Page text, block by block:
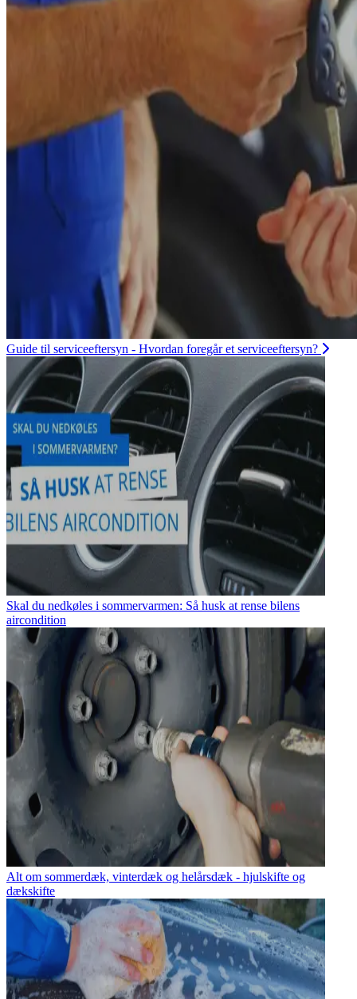
Guide til serviceeftersyn - Hvordan foregår et serviceeftersyn?
Skal du nedkøles i sommervarmen: Så husk at rense bilens
aircondition
Alt om sommerdæk, vinterdæk og helårsdæk - hjulskifte og
dækskifte